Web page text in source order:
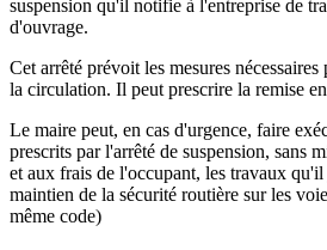
suspension qu'il notifie à l'entreprise de
d'ouvrage.
Cet arrêté prévoit les mesures
la circulation. Il peut prescrire la remise
Le maire peut, en cas d'urgence, faire
prescrits par l'arrêté de suspension, sans
et aux frais de l'occupant, les travaux qu'il
maintien de la sécurité routière sur les
même code)